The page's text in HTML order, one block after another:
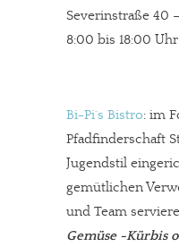
Severinstraße 40
8:00 bis 18:00
Bi-Pi´s Bistro: im
Pfadfinderschaft
Jugendstil
gemütlichen
und Team
Gemüse -Kürbis